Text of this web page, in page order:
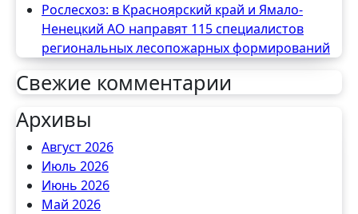
Рослесхоз: в Красноярский край и Ямало-
Ненецкий АО направят 115 специалистов
региональных лесопожарных формирований
Свежие комментарии
Архивы
Август 2026
Июль 2026
Июнь 2026
Май 2026